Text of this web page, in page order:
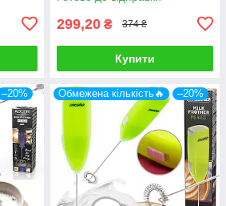
299,20 ₴ 374 ₴
Купити
–20% Обмежена кількість🔥 –20%